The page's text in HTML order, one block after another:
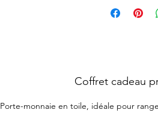
Coffret cadeau
Porte-monnaie en toile, idéale pour